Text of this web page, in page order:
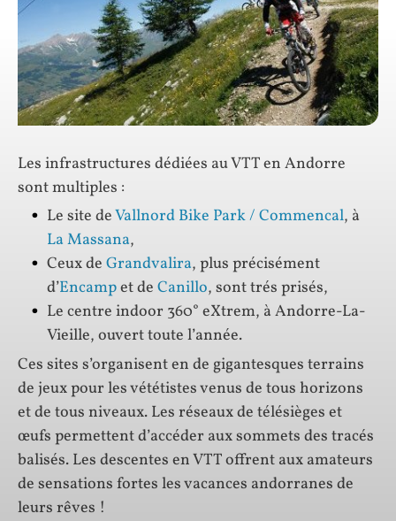
Les infrastructures dédiées au VTT en Andorre
sont multiples :
Le site deVallnord Bike Park / Commencal, à
La Massana,
Ceux de Grandvalira, plus précisément
d’Encampet de Canillo, sont trés prisés,
Le centre indoor 360° eXtrem, à Andorre-La-
Vieille, ouvert toute l’année.
Ces sites s’organisent en de gigantesques terrains
de jeux pour les vététistes venus de tous horizons
et de tous niveaux. Les réseaux de télésièges et
œufs permettent d’accéder aux sommets des tracés
balisés. Les descentes en VTT offrent aux amateurs
de sensations fortes les vacances andorranes de
leurs rêves !